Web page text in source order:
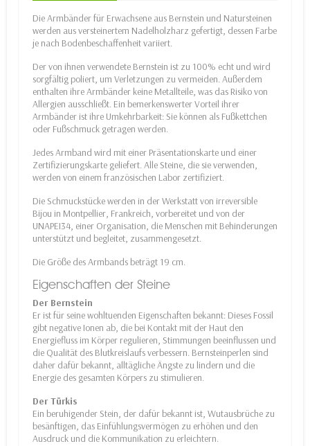
Die Armbänder für Erwachsene aus Bernstein und Natursteinen
werden aus versteinertem Nadelholzharz gefertigt, dessen Farbe
je nach Bodenbeschaffenheit variiert.
Der von ihnen verwendete Bernstein ist zu 100% echt und wird
sorgfältig poliert, um Verletzungen zu vermeiden. Außerdem
enthalten ihre Armbänder keine Metallteile, was das Risiko von
Allergien ausschließt. Ein bemerkenswerter Vorteil ihrer
Armbänder ist ihre Umkehrbarkeit: Sie können als Fußkettchen
oder Fußschmuck getragen werden.
Jedes Armband wird mit einer Präsentationskarte und einer
Zertifizierungskarte geliefert. Alle Steine, die sie verwenden,
werden von einem französischen Labor zertifiziert.
Die Schmuckstücke werden in der Werkstatt von irreversible
Bijou in Montpellier, Frankreich, vorbereitet und von der
UNAPEI34, einer Organisation, die Menschen mit Behinderungen
unterstützt und begleitet, zusammengesetzt.
Die Größe des Armbands beträgt 19 cm.
Eigenschaften der Steine
Der Bernstein
Er ist für seine wohltuenden Eigenschaften bekannt: Dieses Fossil
gibt negative Ionen ab, die bei Kontakt mit der Haut den
Energiefluss im Körper regulieren, Stimmungen beeinflussen und
die Qualität des Blutkreislaufs verbessern. Bernsteinperlen sind
daher dafür bekannt, alltägliche Ängste zu lindern und die
Energie des gesamten Körpers zu stimulieren.
Der Türkis
Ein beruhigender Stein, der dafür bekannt ist, Wutausbrüche zu
besänftigen, das Einfühlungsvermögen zu erhöhen und den
Ausdruck und die Kommunikation zu erleichtern.